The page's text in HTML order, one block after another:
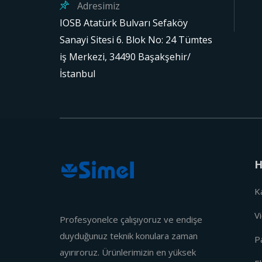
Adresimiz
IOSB Atatürk Bulvarı Sefaköy
Sanayi Sitesi 6. Blok No: 24 Tümtes
iş Merkezi, 34490 Başakşehir/
İstanbul
Profesyonelce çalışıyoruz ve endişe
duyduğunuz teknik konulara zaman
ayırıroruz. Ürünlerimizin en yüksek